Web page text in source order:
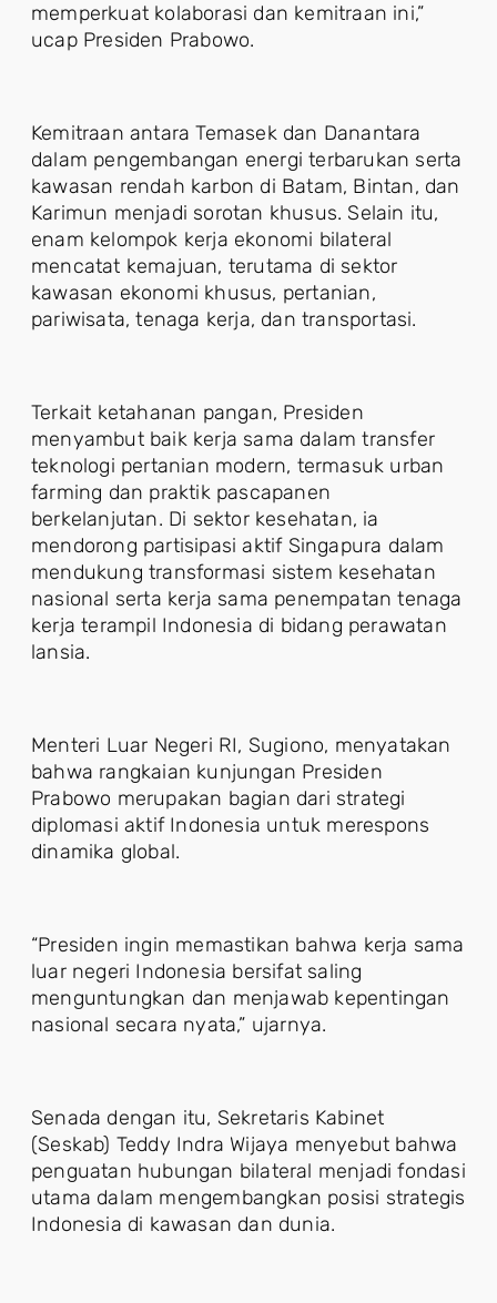
memperkuat kolaborasi dan kemitraan ini,”
ucap Presiden Prabowo.
Kemitraan antara Temasek dan Danantara
dalam pengembangan energi terbarukan serta
kawasan rendah karbon di Batam, Bintan, dan
Karimun menjadi sorotan khusus. Selain itu,
enam kelompok kerja ekonomi bilateral
mencatat kemajuan, terutama di sektor
kawasan ekonomi khusus, pertanian,
pariwisata, tenaga kerja, dan transportasi.
Terkait ketahanan pangan, Presiden
menyambut baik kerja sama dalam transfer
teknologi pertanian modern, termasuk urban
farming dan praktik pascapanen
berkelanjutan. Di sektor kesehatan, ia
mendorong partisipasi aktif Singapura dalam
mendukung transformasi sistem kesehatan
nasional serta kerja sama penempatan tenaga
kerja terampil Indonesia di bidang perawatan
lansia.
Menteri Luar Negeri RI, Sugiono, menyatakan
bahwa rangkaian kunjungan Presiden
Prabowo merupakan bagian dari strategi
diplomasi aktif Indonesia untuk merespons
dinamika global.
“Presiden ingin memastikan bahwa kerja sama
luar negeri Indonesia bersifat saling
menguntungkan dan menjawab kepentingan
nasional secara nyata,” ujarnya.
Senada dengan itu, Sekretaris Kabinet
(Seskab) Teddy Indra Wijaya menyebut bahwa
penguatan hubungan bilateral menjadi fondasi
utama dalam mengembangkan posisi strategis
Indonesia di kawasan dan dunia.